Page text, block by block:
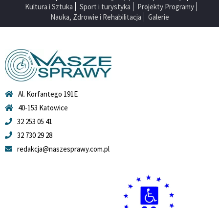
Kultura i Sztuka
Sport i turystyka
Projekty Programy
Nauka, Zdrowie i Rehabilitacja
Galerie
Al. Korfantego 191E
40-153 Katowice
32 253 05 41
32 730 29 28
redakcja@naszesprawy.com.pl